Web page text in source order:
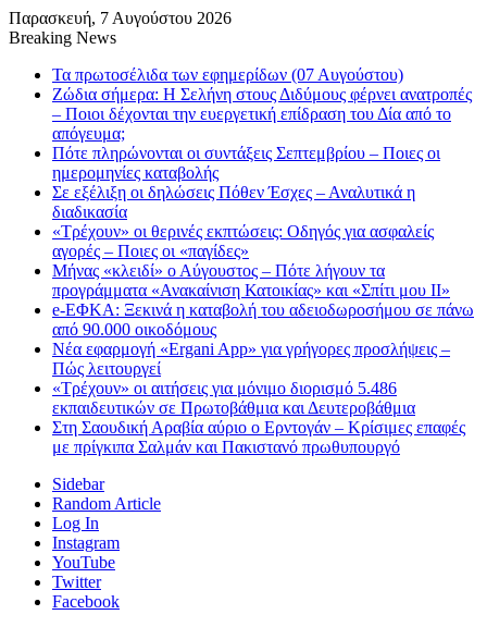
Παρασκευή, 7 Αυγούστου 2026
Breaking News
Τα πρωτοσέλιδα των εφημερίδων (07 Αυγούστου)
Ζώδια σήμερα: Η Σελήνη στους Διδύμους φέρνει ανατροπές
– Ποιοι δέχονται την ευεργετική επίδραση του Δία από το
απόγευμα;
Πότε πληρώνονται οι συντάξεις Σεπτεμβρίου – Ποιες οι
ημερομηνίες καταβολής
Σε εξέλιξη οι δηλώσεις Πόθεν Έσχες – Αναλυτικά η
διαδικασία
«Τρέχουν» οι θερινές εκπτώσεις: Οδηγός για ασφαλείς
αγορές – Ποιες οι «παγίδες»
Μήνας «κλειδί» ο Αύγουστος – Πότε λήγουν τα
προγράμματα «Ανακαίνιση Κατοικίας» και «Σπίτι μου ΙΙ»
e-ΕΦΚΑ: Ξεκινά η καταβολή του αδειοδωροσήμου σε πάνω
από 90.000 οικοδόμους
Νέα εφαρμογή «Ergani App» για γρήγορες προσλήψεις –
Πώς λειτουργεί
«Τρέχουν» οι αιτήσεις για μόνιμο διορισμό 5.486
εκπαιδευτικών σε Πρωτοβάθμια και Δευτεροβάθμια
Στη Σαουδική Αραβία αύριο ο Ερντογάν – Κρίσιμες επαφές
με πρίγκιπα Σαλμάν και Πακιστανό πρωθυπουργό
Sidebar
Random Article
Log In
Instagram
YouTube
Twitter
Facebook